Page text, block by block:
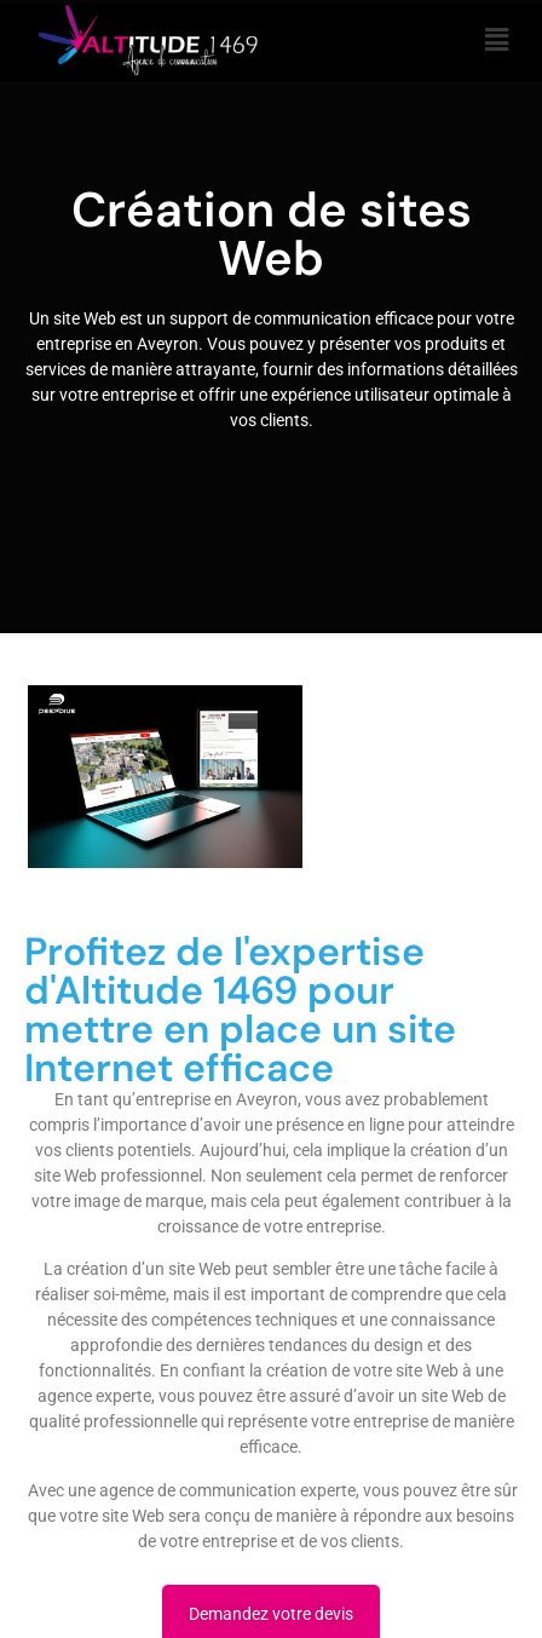
Création de sites
Web
Un site Web est un support de communication efficace pour votre
entreprise en Aveyron. Vous pouvez y présenter vos produits et
services de manière attrayante, fournir des informations détaillées
sur votre entreprise et offrir une expérience utilisateur optimale à
vos clients.
Profitez de l'expertise
d'Altitude 1469 pour
mettre en place un site
Internet efficace
En tant qu’entreprise en Aveyron, vous avez probablement
compris l’importance d’avoir une présence en ligne pour atteindre
vos clients potentiels. Aujourd’hui, cela implique la création d’un
site Web professionnel. Non seulement cela permet de renforcer
votre image de marque, mais cela peut également contribuer à la
croissance de votre entreprise.
La création d’un site Web peut sembler être une tâche facile à
réaliser soi-même, mais il est important de comprendre que cela
nécessite des compétences techniques et une connaissance
approfondie des dernières tendances du design et des
fonctionnalités. En confiant la création de votre site Web à une
agence experte, vous pouvez être assuré d’avoir un site Web de
qualité professionnelle qui représente votre entreprise de manière
efficace.
Avec une agence de communication experte, vous pouvez être sûr
que votre site Web sera conçu de manière à répondre aux besoins
de votre entreprise et de vos clients.
Demandez votre devis